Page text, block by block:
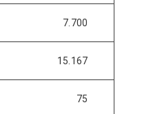
7.700
15.167
75